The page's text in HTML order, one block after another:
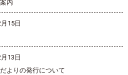
内
15日
13日
よりの発行について